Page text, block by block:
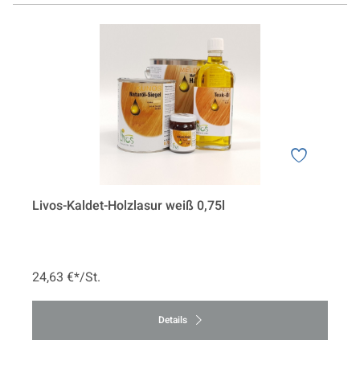
Livos-Kaldet-Holzlasur weiß 0,75l
24,63 €*/St.
Details